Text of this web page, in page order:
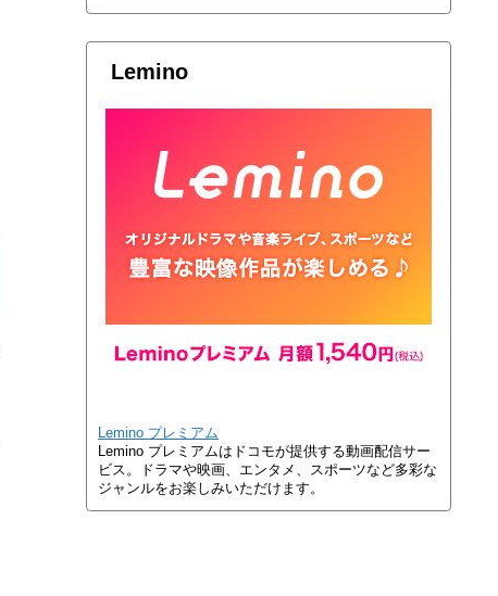
Lemino
Lemino プレミアム
Lemino プレミアムはドコモが提供する動画配信サー
ビス。ドラマや映画、エンタメ、スポーツなど多彩な
ジャンルをお楽しみいただけます。